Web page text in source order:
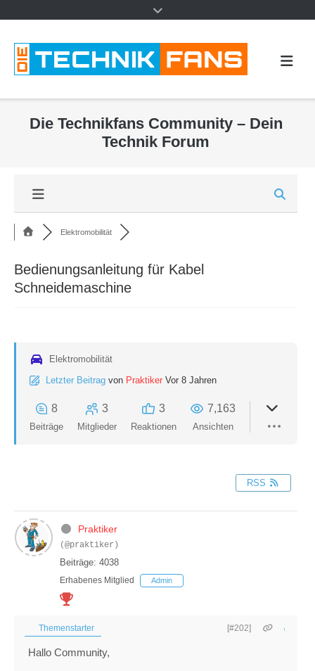
Die Technikfans Community – Dein
Technik Forum
Elektromobilität
Bedienungsanleitung für Kabel
Schneidemaschine
Elektromobilität
Letzter Beitrag von Praktiker Vor 8 Jahren
8
Beiträge
3
Mitglieder
3
Reaktionen
7,163
Ansichten
RSS
Praktiker
(@praktiker)
Beiträge: 4038
Erhabenes Mitglied Admin
Themenstarter [#202]
Hallo Community,